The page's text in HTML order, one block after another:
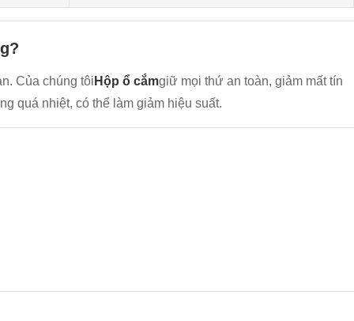
Của chúng tôi Hộp ổ cắmgiữ mọi thứ an toàn, giảm mất tín
quá nhiệt, có thể làm giảm hiệu suất.